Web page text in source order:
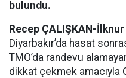
bulundu.
Recep ÇALIŞKAN-İlknur
Diyarbakır’da hasat
TMO’da randevu
dikkat çekmek amacıyla